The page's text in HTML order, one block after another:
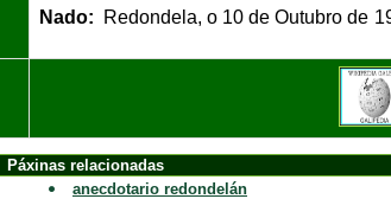
Nado: Redondela, o
Páxinas relacionadas
anecdotario redondelán